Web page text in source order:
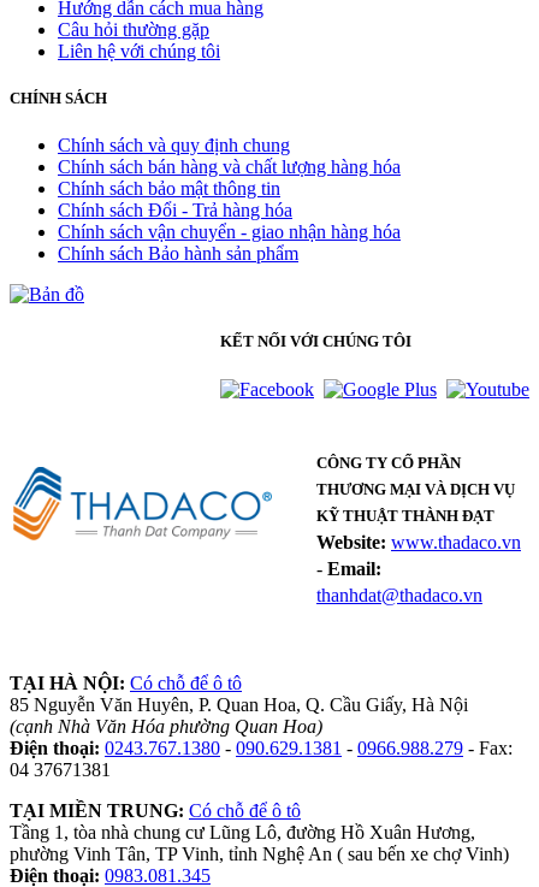
Hướng dẫn cách mua hàng
Câu hỏi thường gặp
Liên hệ với chúng tôi
CHÍNH SÁCH
Chính sách và quy định chung
Chính sách bán hàng và chất lượng hàng hóa
Chính sách bảo mật thông tin
Chính sách Đổi - Trả hàng hóa
Chính sách vận chuyển - giao nhận hàng hóa
Chính sách Bảo hành sản phẩm
KẾT NỐI VỚI CHÚNG TÔI
CÔNG TY CỔ PHẦN
THƯƠNG MẠI VÀ DỊCH VỤ
KỸ THUẬT THÀNH ĐẠT
Website: www.thadaco.vn
- Email:
thanhdat@thadaco.vn
TẠI HÀ NỘI: Có chỗ để ô tô
85 Nguyễn Văn Huyên, P. Quan Hoa, Q. Cầu Giấy, Hà Nội
(cạnh Nhà Văn Hóa phường Quan Hoa)
Điện thoại: 0243.767.1380 - 090.629.1381 - 0966.988.279 - Fax:
04 37671381
TẠI MIỀN TRUNG: Có chỗ để ô tô
Tầng 1, tòa nhà chung cư Lũng Lô, đường Hồ Xuân Hương,
phường Vinh Tân, TP Vinh, tỉnh Nghệ An ( sau bến xe chợ Vinh)
Điện thoại: 0983.081.345